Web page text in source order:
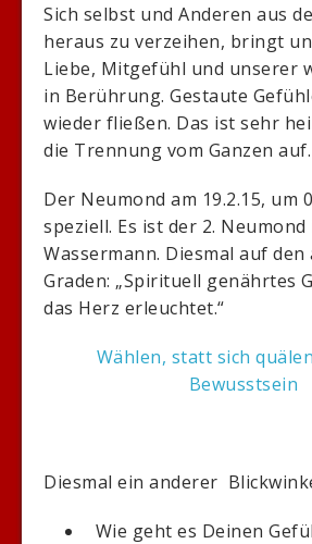
Sich selbst und Anderen aus
heraus zu verzeihen, bringt
Liebe, Mitgefühl und unserer
in Berührung. Gestaute
wieder fließen. Das ist sehr
die Trennung vom Ganzen auf.
Der Neumond am 19.2.15, um
speziell. Es ist der 2. Neumond
Wassermann. Diesmal auf
Graden: „Spirituell genährtes
das Herz erleuchtet.“
Wählen, statt sich
Bewusstsein
Diesmal ein anderer
Wie geht es Deinen